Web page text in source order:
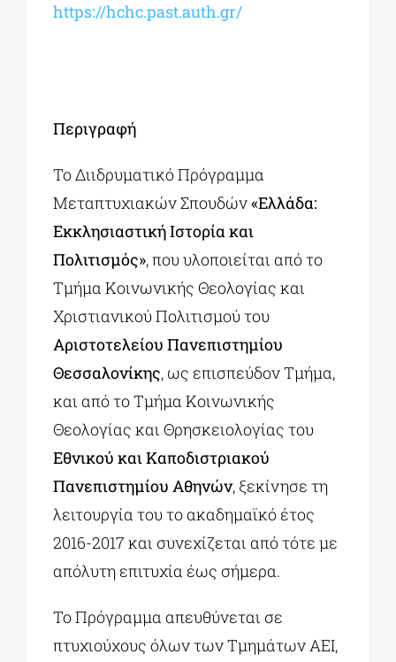
https://hchc.past.auth.gr/
Περιγραφή
Το Διιδρυματικό Πρόγραμμα
Μεταπτυχιακών Σπουδών«Ελλάδα:
Εκκλησιαστική Ιστορία και
Πολιτισμός», που υλοποιείται από το
Τμήμα Κοινωνικής Θεολογίας και
Χριστιανικού Πολιτισμού του
Αριστοτελείου Πανεπιστημίου
Θεσσαλονίκης, ως επισπεύδον Τμήμα,
και από το Τμήμα Κοινωνικής
Θεολογίας και Θρησκειολογίας του
Εθνικού και Καποδιστριακού
Πανεπιστημίου Αθηνών, ξεκίνησε τη
λειτουργία του το ακαδημαϊκό έτος
2016-2017 και συνεχίζεται από τότε με
απόλυτη επιτυχία έως σήμερα.
Το Πρόγραμμα απευθύνεται σε
πτυχιούχους όλων των Τμημάτων ΑΕΙ,